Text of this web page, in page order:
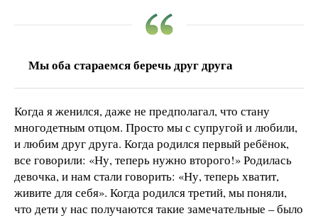
Мы оба стараемся беречь друг друга
Когда я женился, даже не предполагал, что стану
многодетным отцом. Просто мы с супругой и любили,
и любим друг друга. Когда родился первый ребёнок,
все говорили: «Ну, теперь нужно второго!» Родилась
девочка, и нам стали говорить: «Ну, теперь хватит,
живите для себя». Когда родился третий, мы поняли,
что дети у нас получаются такие замечательные – было